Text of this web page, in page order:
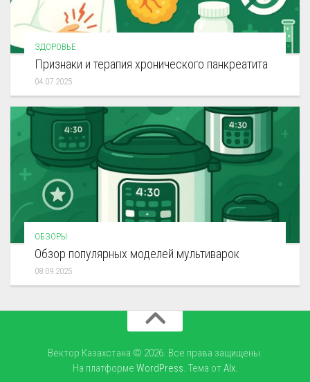
ЗДОРОВЬЕ
Признаки и терапия хронического панкреатита
04.07.2025
ОБЗОРЫ
Обзор популярных моделей мультиварок
08.09.2025
Вектор Казахстана © 2026. Все права защищены.
На платформе WordPress. Тема отAlx.